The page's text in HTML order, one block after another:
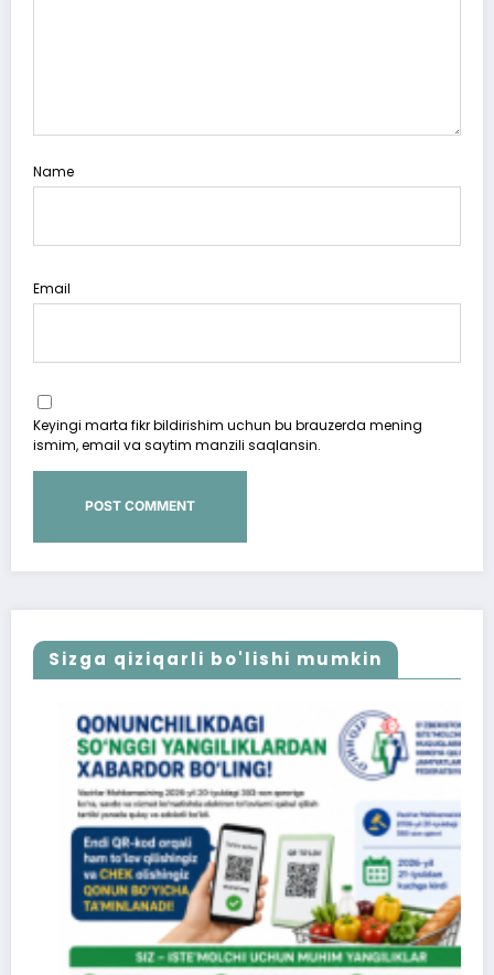
Name
Email
Keyingi marta fikr bildirishim uchun bu brauzerda mening
ismim, email va saytim manzili saqlansin.
Sizga qiziqarli bo'lishi mumkin